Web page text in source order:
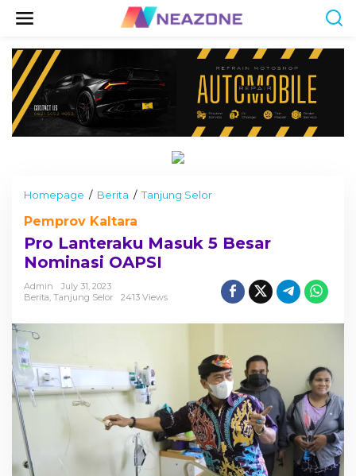
Homepage / Berita / Tanjung Selor
L
a
a
u
M
a
s
u
k
5
B
e
Pemprov Kaltara
Pro Lanteraku Masuk 5 Besar
Nominasi OAPSI
Admin
July 31, 2023
Berita Tanjung Selor 2413 Views